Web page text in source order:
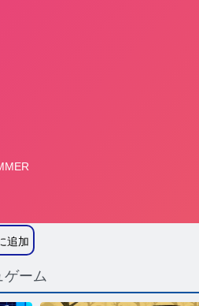
追加
ゲーム